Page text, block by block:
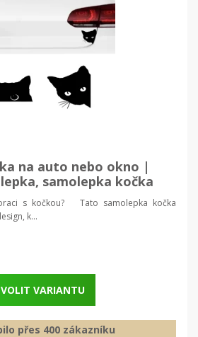
na auto nebo okno |
samolepka kočka
s kočkou? Tato samolepka kočka
k...
VARIANTU
přes 400 zákazníku